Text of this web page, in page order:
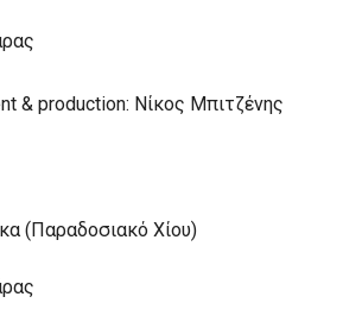
& production: Νίκος Μπιτζένης
(Παραδοσιακό Χίου)